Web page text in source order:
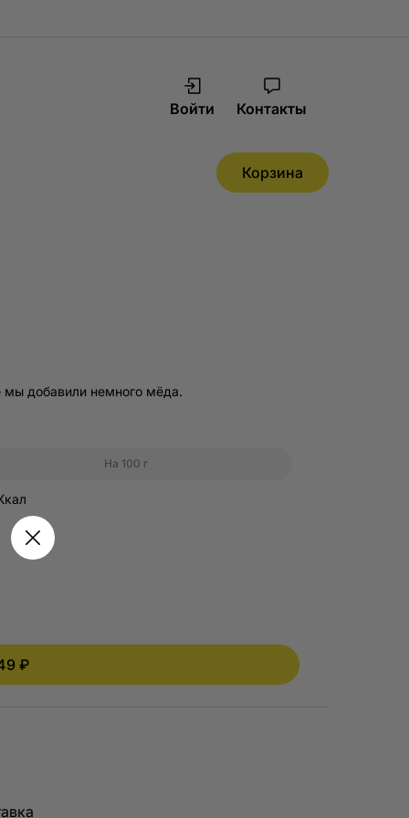
Войти Контакты
Корзина
мы добавили немного мёда.
На 100 г
₽
нам
все
этой
те блюда
над тем,
Сбор таких
инструменты